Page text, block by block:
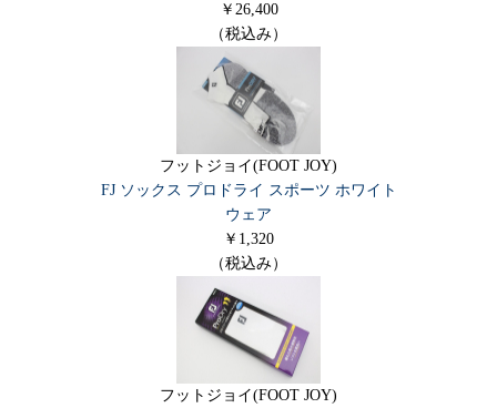
￥26,400
（税込み）
フットジョイ(FOOT JOY)
FJ ソックス プロドライ スポーツ ホワイト
ウェア
￥1,320
（税込み）
フットジョイ(FOOT JOY)